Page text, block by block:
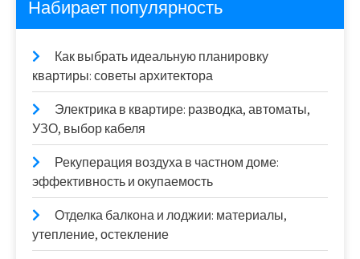
Набирает популярность
Как выбрать идеальную планировку
квартиры: советы архитектора
Электрика в квартире: разводка, автоматы,
УЗО, выбор кабеля
Рекуперация воздуха в частном доме:
эффективность и окупаемость
Отделка балкона и лоджии: материалы,
утепление, остекление